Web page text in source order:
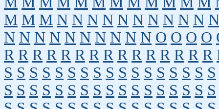
M M M N N N N N N N N N N N
N N N N N N N N N N O O O O
R R R R R R R R R R R R R R R
S S S S S S S S S S S S S S S S S
S S S S S S S S S S S S S S S S S